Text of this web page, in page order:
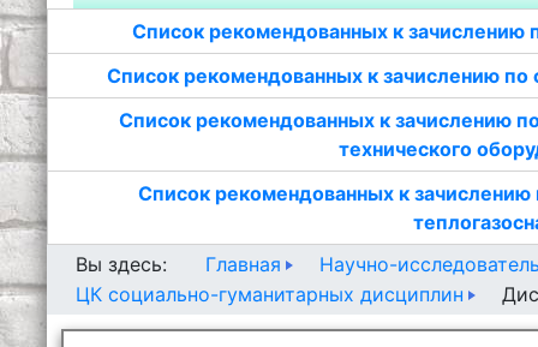
Список рекомендованных к зачислению
Список рекомендованных к зачислению
Список рекомендованных к зачислению
технического
Список рекомендованных к
Вы здесь:
Главная
Научно-
ЦК социально-гуманитарных дисциплин